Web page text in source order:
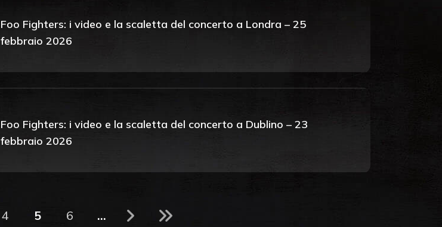
Foo Fighters: i video e la scaletta del concerto a Londra – 25
febbraio 2026
Foo Fighters: i video e la scaletta del concerto a Dublino – 23
febbraio 2026
4 5 6 ...